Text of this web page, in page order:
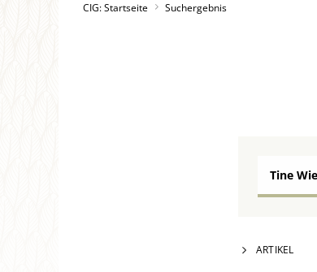
CIG: Startseite Suchergebnis
ARTIKEL